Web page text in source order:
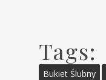
Tags:
Bukiet Ślubny